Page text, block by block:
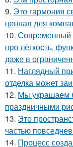
9. Это гармония
ценная для
10. Современный
про лёгкость,
даже в
11. Наглядный
отделка может
12. Мы украшаем
праздничными
13. Это
частью
14. Процесс